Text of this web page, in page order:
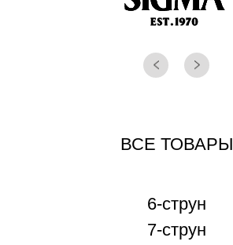
ВСЕ ТОВАРЫ
6-струн
7-струн